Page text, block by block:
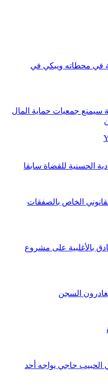
في محطاته ويبكي في
سيمنع جمعيات حماية المال
الحسنية للقضاة سابقا
الخاص بالصفقات
بالأغلبية على مشروع
الحبيب حاجي يواجه أحد